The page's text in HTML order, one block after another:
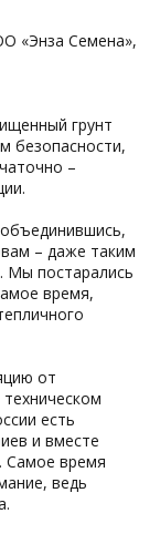
«Энза Семена»,
грунт
безопасности,
–
– даже таким
Мы постарались
время,
от
есть
и вместе
Самое время
ведь